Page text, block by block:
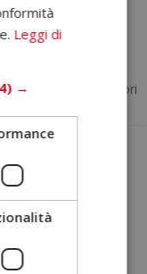
investigatori
centri
Leggi di
→